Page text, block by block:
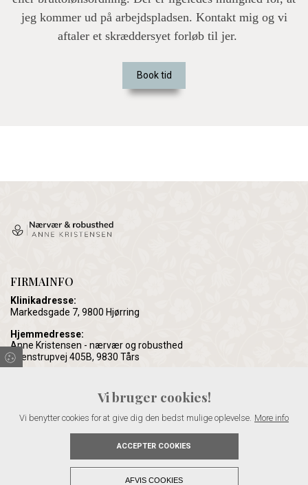
jeg kommer ud på arbejdspladsen. Kontakt mig og vi
aftaler et skræddersyet forløb til jer.
Book tid
FIRMAINFO
Klinikadresse:
Markedsgade 7, 9800 Hjørring
Hjemmedresse:
Anne Kristensen - nærvær og robusthed
Svenstrupvej 405B, 9830 Tårs
KONTAKT
Vi bruger cookies!
Vi benytter cookies for at give dig den bedst mulige oplevelse. More info
ACCEPTER COOKIES
AFVIS COOKIES